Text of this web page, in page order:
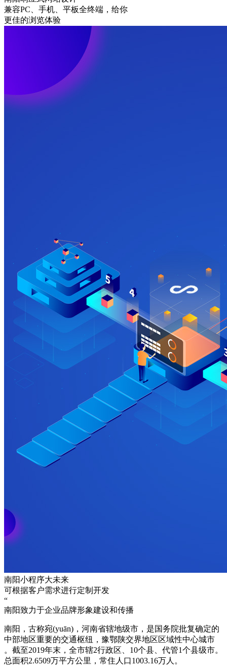
兼容PC、手机、平板全终端，给你
更佳的浏览体验
南阳小程序大未来
可根据客户需求进行定制开发
“
南阳致力于企业品牌形象建设和传播
南阳，古称宛(yuān)，河南省辖地级市，是国务院批复确定的
中部地区重要的交通枢纽，豫鄂陕交界地区区域性中心城市
。截至2019年末，全市辖2行政区、10个县、代管1个县级市。
总面积2.6509万平方公里，常住人口1003.16万人。